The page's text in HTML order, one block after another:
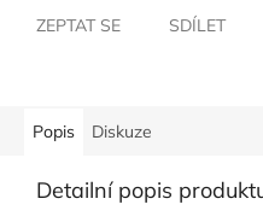
ZEPTAT SE SDÍLET
Popis Diskuze
Detailní popis